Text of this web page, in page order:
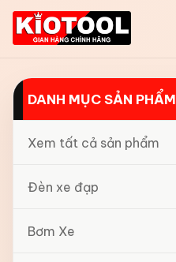
DANH MỤC SẢN PHẨM
Xem tất cả sản phẩm
Đèn xe đạp
Bơm Xe